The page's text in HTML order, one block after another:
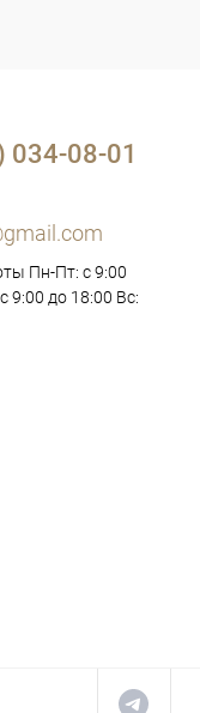
034-08-01
Пн-Пт: с 9:00
9:00 до 18:00 Вс: